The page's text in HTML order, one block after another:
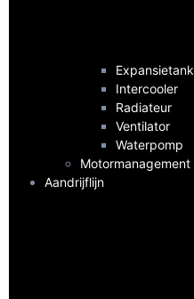
Expansietank
Intercooler
Radiateur
Ventilator
Waterpomp
Motormanagement
Aandrijflijn